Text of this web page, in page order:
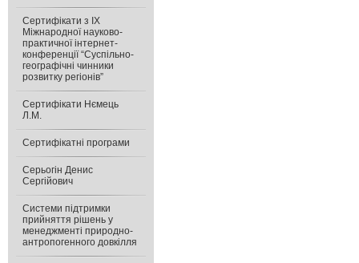
Сертифікати з IX
Міжнародної науково-
практичної інтернет-
конференції “Суспільно-
географічні чинники
розвитку регіонів”
Сертифікати Нємець
Л.М.
Сертифікатні програми
Серьогін Денис
Сергійович
Системи підтримки
прийняття рішень у
менеджменті природно-
антропогенного довкілля